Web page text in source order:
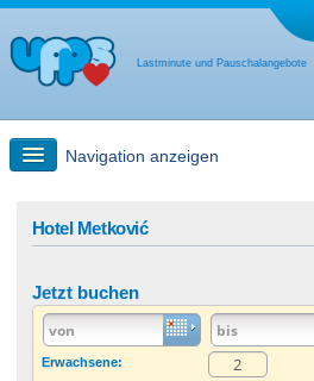
Lastminute und Pauschalangebote
Navigation anzeigen
Last Minute Angebot +
Hotel Metković
Jetzt buchen
Erwachsene: